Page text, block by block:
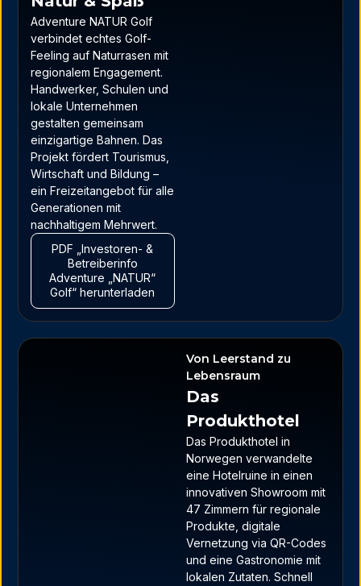
Adventure NATUR Golf
verbindet echtes Golf-
Feeling auf Naturrasen mit
regionalem Engagement.
Handwerker, Schulen und
lokale Unternehmen
gestalten gemeinsam
einzigartige Bahnen. Das
Projekt fördert Tourismus,
Wirtschaft und Bildung –
ein Freizeitangebot für alle
Generationen mit
nachhaltigem Mehrwert.
PDF „Investoren- &
Betreiberinfo
Adventure „NATUR“
Golf“ herunterladen
Von Leerstand zu
Lebensraum
Das
Produkthotel
Das Produkthotel in
Norwegen verwandelte
eine Hotelruine in einen
innovativen Showroom mit
47 Zimmern für regionale
Produkte, digitale
Vernetzung via QR-Codes
und eine Gastronomie mit
lokalen Zutaten. Schnell